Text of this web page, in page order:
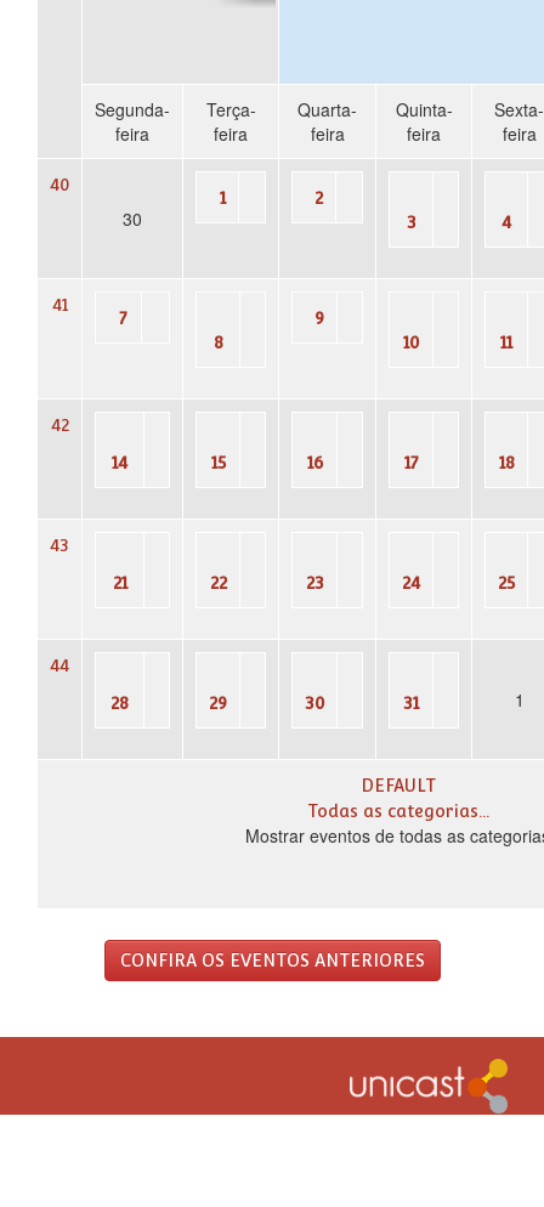
Segunda-
feira
Terça-
feira
Quarta-
feira
Quinta-
feira
Sexta-
feira
40
30
1
2
3
4
41
7
8
9
10
11
42
14
15 16 17 18
43
21
22 23 24 25
44
28
29 30 31 1
DEFAULT
Todas as categorias...
Mostrar eventos de todas as
CONFIRA OS EVENTOS ANTERIORES